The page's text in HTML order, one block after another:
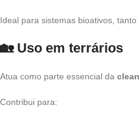
Ideal para sistemas bioativos,
🏡 Uso em terrários
Atua como parte essencial da
Contribui para: